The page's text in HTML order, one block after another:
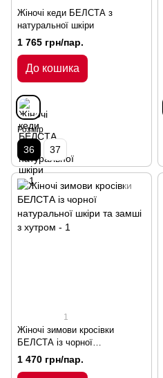
Жіночі кеди БЕЛСТА з
натуральної шкіри
1 765 грн/пар.
До кошика
Розмір
36 37
1
Жіночі зимови кросівки
БЕЛСТА із чорної
натуральної шкіри та замші з
1 470 грн/пар.